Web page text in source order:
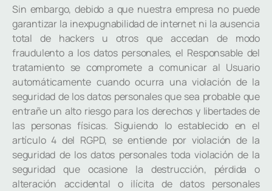
Sin embargo, debido a que nuestra empresa no puede
garantizar la inexpugnabilidad de internet ni la ausencia
total de hackers u otros que accedan de modo
fraudulento a los datos personales, el Responsable del
tratamiento se compromete a comunicar al Usuario
automáticamente cuando ocurra una violación de la
seguridad de los datos personales que sea probable que
entrañe un alto riesgo para los derechos y libertades de
las personas físicas. Siguiendo lo establecido en el
artículo 4 del RGPD, se entiende por violación de la
seguridad de los datos personales toda violación de la
seguridad que ocasione la destrucción, pérdida o
alteración accidental o ilícita de datos personales